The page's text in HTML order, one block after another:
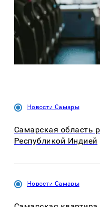
Новости Самары
Самарская область
Республикой Индией
Новости Самары